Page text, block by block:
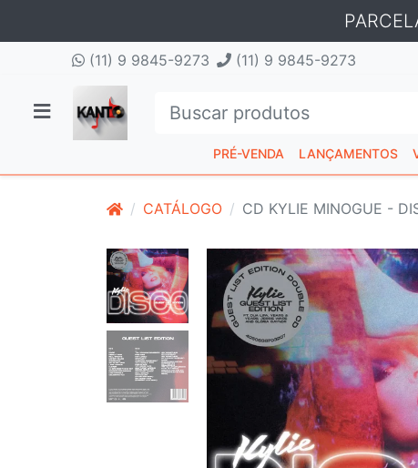
(11) 9 9845-9273 (11) 9 9845-9273
PRÉ-VENDA LANÇAMENTOS
CATÁLOGO CD KYLIE MINOGUE -